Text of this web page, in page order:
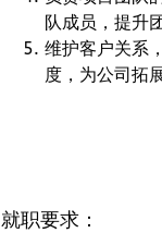
队成员，提升
维护客户关系
度，为公司拓
就职要求：